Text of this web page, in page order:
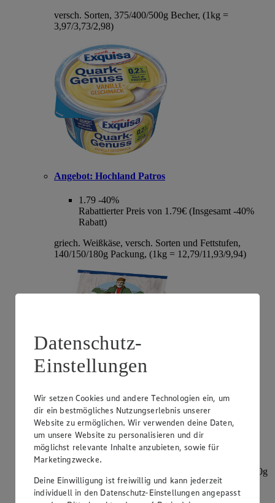
versch. Sorten, 375/400/500g Becher, (1kg =
3,97/3,73/2,98)
Angebot: Hochland Patros
1.79 -40%
Rabattierter Preis von 1.79€ (Insgesamt -40%
Rabatt)
griech. Weißkäse, versch. Sorten und Fettstufen,
140/150/180g Packung, (1kg = 12,79/11,93/9,94)
Angebot:Mini-Babybel
2.99 -30%
Rabattierter Preis von 2.99€ (Insgesamt -30%
Rabatt)
dt. Schnittkäse, versch. Sorten, 45% Fett i. Tr., 8/9x20g
= 160/180g Packung, (1kg = 18,69/16,61)
Datenschutz-
Einstellungen
Wir setzen Cookies und andere Technologien ein, um
dir ein bestmögliches Nutzungserlebnis unserer
Website zu ermöglichen. Wir verwenden deine Daten,
um unsere Website zu personalisieren und dir
möglichst relevante Inhalte anzubieten, sowie für
Marketingzwecke.
Deine Einwilligung ist freiwillig und kann jederzeit
individuell in den Datenschutz-Einstellungen angepasst